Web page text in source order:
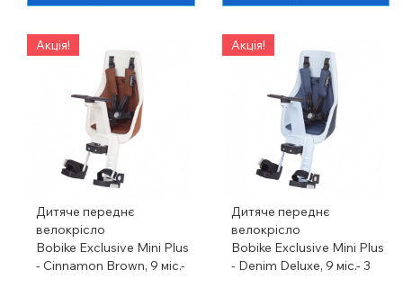
Акція!
Дитяче переднє
велокрісло
Bobike Exclusive Mini Plus
- Cinnamon Brown, 9 міс.-
Акція!
Дитяче переднє
велокрісло
Bobike Exclusive Mini Plus
- Denim Deluxe, 9 міс.- 3